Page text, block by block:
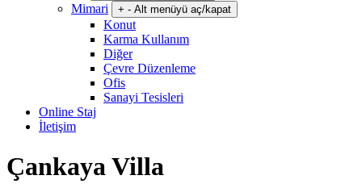
Mimari + - Alt menüyü aç/kapat
Konut
Karma Kullanım
Diğer
Çevre Düzenleme
Ofis
Sanayi Tesisleri
Online Staj
İletişim
Çankaya Villa